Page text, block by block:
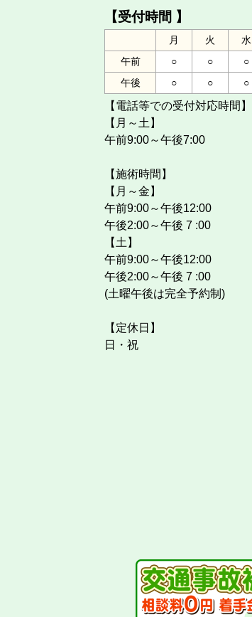
【受付時間 】
月 火 水
午前
○ ○ ○
午後
○ ○ ○
【電話等での受付対応時間】
【月～土】
午前9:00～午後7:00
【施術時間】
【月～金】
午前9:00～午後12:00
午後2:00～午後 7 :00
【土】
午前9:00～午後12:00
午後2:00～午後 7 :00
(土曜午後は完全予約制)
【定休日】
日・祝